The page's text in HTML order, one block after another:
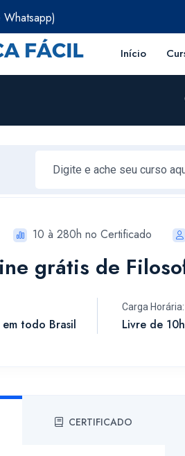
Whatsapp)
Início
10 à 280h no Certificado
grátis de
todo Brasil
Carga Horária:
Livre de
CERTIFICADO